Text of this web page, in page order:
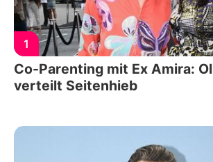
1
Co-Parenting mit Ex Amira:
verteilt Seitenhieb